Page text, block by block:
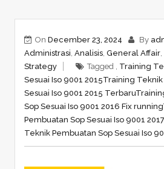
On December 23, 2024 By
Administrasi, Analisis, General Affair,
Strategy
Tagged , Training
Sesuai Iso 9001 2015Training
Sesuai Iso 9001 2015 Terbaru
Sop Sesuai Iso 9001 2016 Fix running
Pembuatan Sop Sesuai Iso 9001
Teknik Pembuatan Sop Sesuai Iso